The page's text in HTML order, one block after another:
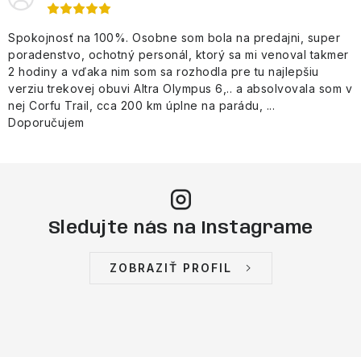
Spokojnosť na 100%. Osobne som bola na predajni, super
poradenstvo, ochotný personál, ktorý sa mi venoval takmer
2 hodiny a vďaka nim som sa rozhodla pre tu najlepšiu
verziu trekovej obuvi Altra Olympus 6,.. a absolvovala som v
nej Corfu Trail, cca 200 km úplne na parádu, ...
Doporučujem
Sledujte nás na Instagrame
ZOBRAZIŤ PROFIL